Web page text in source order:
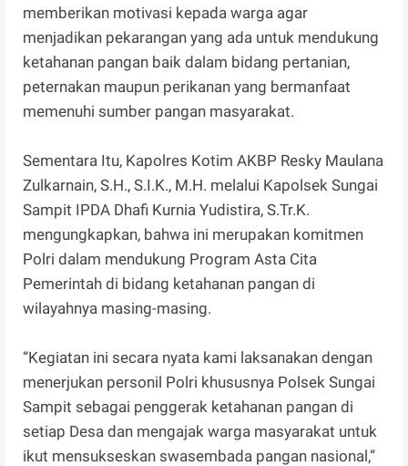
memberikan motivasi kepada warga agar
menjadikan pekarangan yang ada untuk mendukung
ketahanan pangan baik dalam bidang pertanian,
peternakan maupun perikanan yang bermanfaat
memenuhi sumber pangan masyarakat.
Sementara Itu, Kapolres Kotim AKBP Resky Maulana
Zulkarnain, S.H., S.I.K., M.H. melalui Kapolsek Sungai
Sampit IPDA Dhafi Kurnia Yudistira, S.Tr.K.
mengungkapkan, bahwa ini merupakan komitmen
Polri dalam mendukung Program Asta Cita
Pemerintah di bidang ketahanan pangan di
wilayahnya masing-masing.
“Kegiatan ini secara nyata kami laksanakan dengan
menerjukan personil Polri khususnya Polsek Sungai
Sampit sebagai penggerak ketahanan pangan di
setiap Desa dan mengajak warga masyarakat untuk
ikut mensukseskan swasembada pangan nasional,”